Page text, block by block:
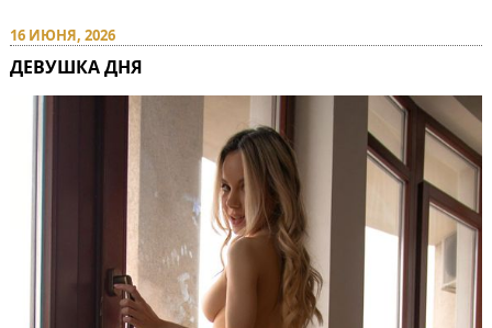
16 ИЮНЯ, 2026
ДЕВУШКА ДНЯ